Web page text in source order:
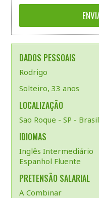
DADOS PESSOAIS
Rodrigo
Solteiro, 33 anos
LOCALIZAÇÃO
Sao Roque - SP - Brasil
IDIOMAS
Inglês Intermediário
Espanhol Fluente
PRETENSÃO SALARIAL
A Combinar